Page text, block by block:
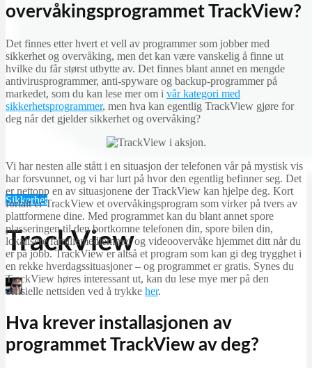
Sikkerhet
TrackView
Martin Jørgensen
overvåkingsprogrammet TrackView?
Det finnes etter hvert et vell av programmer som jobber med
sikkerhet og overvåking, men det kan være vanskelig å finne ut
hvilke du får størst utbytte av. Det finnes blant annet en mengde
antivirusprogrammer, anti-spyware og backup-programmer på
markedet, som du kan lese mer om i vår kategori med
sikkerhetsprogrammer, men hva kan egentlig TrackView gjøre for
deg når det gjelder sikkerhet og overvåking?
Vi har nesten alle stått i en situasjon der telefonen vår på mystisk vis
har forsvunnet, og vi har lurt på hvor den egentlig befinner seg. Det
er nettopp en av situasjonene der TrackView kan hjelpe deg. Kort
fortalt er TrackView et overvåkingsprogram som virker på tvers av
plattformene dine. Med programmet kan du blant annet spore
plasseringen til den bortkomne telefonen din, spore bilen din,
lokalisere familiemedlemmer og videoovervåke hjemmet ditt når du
er på jobb. TrackView er altså et program som kan gi deg trygghet i
en rekke hverdagssituasjoner – og programmet er gratis. Synes du
TrackView høres interessant ut, kan du lese mye mer på den
offisielle nettsiden ved å trykke her.
Hva krever installasjonen av
programmet TrackView av deg?